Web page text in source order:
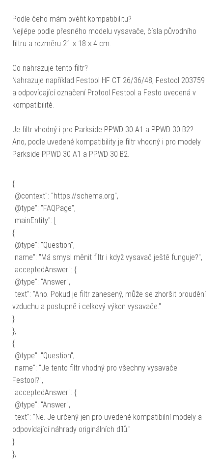
Podle čeho mám ověřit kompatibilitu?
Nejlépe podle přesného modelu vysavače, čísla původního
filtru a rozměru 21 × 18 × 4 cm.
Co nahrazuje tento filtr?
Nahrazuje například Festool HF CT 26/36/48, Festool 203759
a odpovídající označení Protool Festool a Festo uvedená v
kompatibilitě.
Je filtr vhodný i pro Parkside PPWD 30 A1 a PPWD 30 B2?
Ano, podle uvedené kompatibility je filtr vhodný i pro modely
Parkside PPWD 30 A1 a PPWD 30 B2.
{
"@context": "https://schema.org",
"@type": "FAQPage",
"mainEntity": [
{
"@type": "Question",
"name": "Má smysl měnit filtr i když vysavač ještě funguje?",
"acceptedAnswer": {
"@type": "Answer",
"text": "Ano. Pokud je filtr zanesený, může se zhoršit proudění
vzduchu a postupně i celkový výkon vysavače."
}
},
{
"@type": "Question",
"name": "Je tento filtr vhodný pro všechny vysavače
Festool?",
"acceptedAnswer": {
"@type": "Answer",
"text": "Ne. Je určený jen pro uvedené kompatibilní modely a
odpovídající náhrady originálních dílů."
}
},